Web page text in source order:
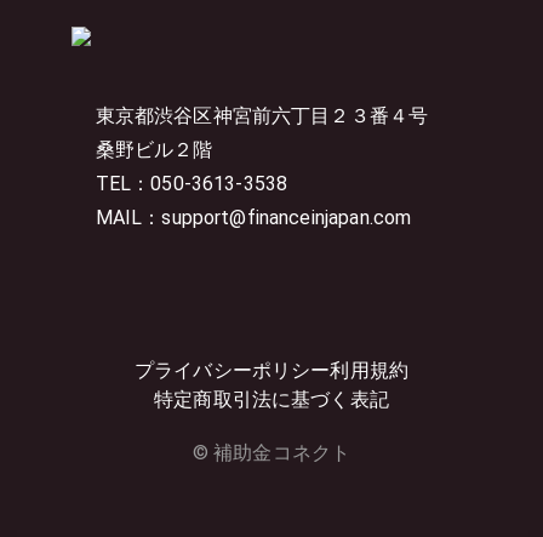
東京都渋谷区神宮前六丁目２３番４号
桑野ビル２階
TEL：050-3613-3538
MAIL：support@financeinjapan.com
プライバシーポリシー利用規約
特定商取引法に基づく表記
© 補助金コネクト